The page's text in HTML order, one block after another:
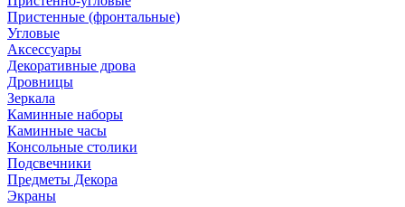
Пристенные (фронтальные)
Угловые
Аксессуары
Декоративные дрова
Дровницы
Зеркала
Каминные наборы
Каминные часы
Консольные столики
Подсвечники
Предметы Декора
Экраны